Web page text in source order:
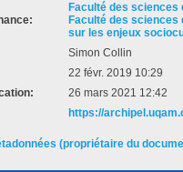
Faculté des sciences
Faculté des sciences
sur les enjeux
Simon Collin
22 févr. 2019 10:29
26 mars 2021 12:42
https://
(propriétaire du